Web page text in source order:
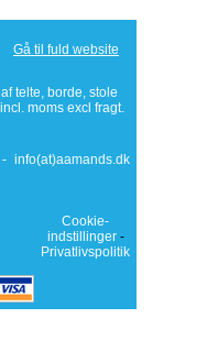
Gå til fuld website
telte, borde, stole
moms excl fragt.
- info(at)aamands.dk
Cookie-
indstillinger-
Privatlivspolitik